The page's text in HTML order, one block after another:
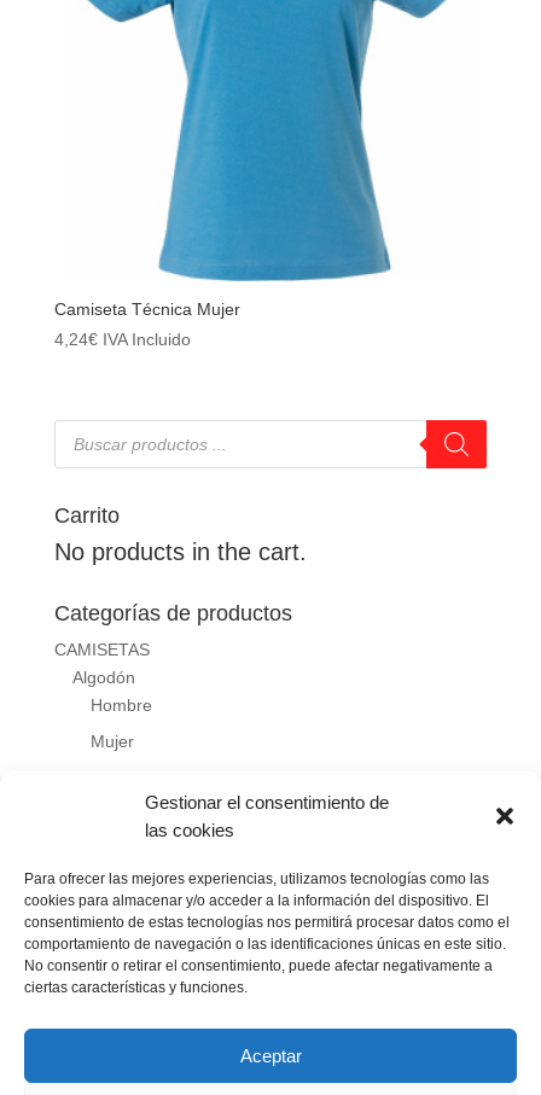
Gestionar el consentimiento de
las cookies
Para ofrecer las mejores experiencias, utilizamos tecnologías como las
cookies para almacenar y/o acceder a la información del dispositivo. El
consentimiento de estas tecnologías nos permitirá procesar datos como el
comportamiento de navegación o las identificaciones únicas en este sitio.
No consentir o retirar el consentimiento, puede afectar negativamente a
ciertas características y funciones.
Aceptar
Camiseta Técnica Mujer
4,24€ IVA Incluido
Búsqueda
Carrito
No products in the cart.
Categorías de productos
CAMISETAS
Algodón
Hombre
Mujer
Hombre
Mujer
Niño
ROPA DEPORTIVA
SUDADERAS